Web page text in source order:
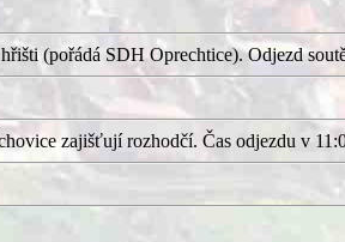
(pořádá SDH Oprechtice). Odjezd
zajišťují rozhodčí. Čas odjezdu v